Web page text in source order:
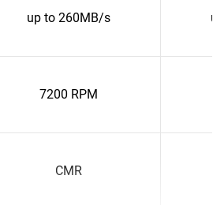
up to 260MB/s
7200 RPM
CMR